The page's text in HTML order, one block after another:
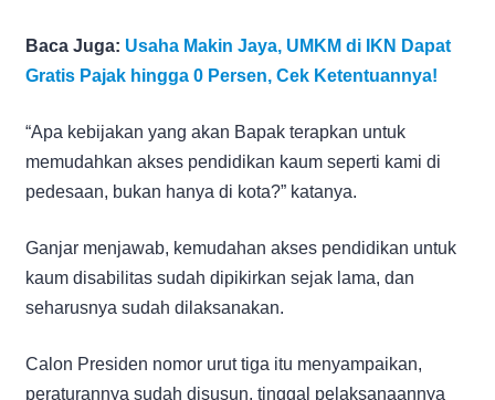
Baca Juga: Usaha Makin Jaya, UMKM di IKN Dapat
Gratis Pajak hingga 0 Persen, Cek Ketentuannya!
“Apa kebijakan yang akan Bapak terapkan untuk
memudahkan akses pendidikan kaum seperti kami di
pedesaan, bukan hanya di kota?” katanya.
Ganjar menjawab, kemudahan akses pendidikan untuk
kaum disabilitas sudah dipikirkan sejak lama, dan
seharusnya sudah dilaksanakan.
Calon Presiden nomor urut tiga itu menyampaikan,
peraturannya sudah disusun, tinggal pelaksanaannya